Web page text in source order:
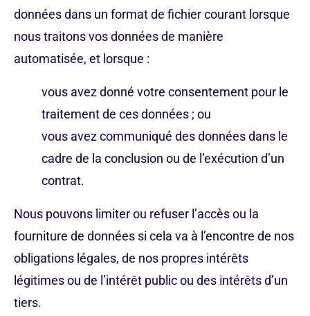
données dans un format de fichier courant lorsque
nous traitons vos données de manière
automatisée, et lorsque :
vous avez donné votre consentement pour le
traitement de ces données ; ou
vous avez communiqué des données dans le
cadre de la conclusion ou de l’exécution d’un
contrat.
Nous pouvons limiter ou refuser l’accès ou la
fourniture de données si cela va à l’encontre de nos
obligations légales, de nos propres intérêts
légitimes ou de l’intérêt public ou des intérêts d’un
tiers.